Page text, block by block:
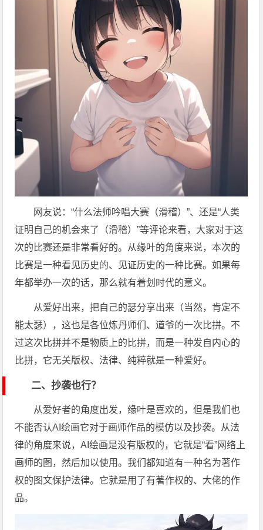
网友说：“什么法师吟唱大赛（滑稽）”、还是“人类
证明自己的机会来了（滑稽）”等评论来看，大家对于这
次的比赛还是非常看好的。从缘叶的角度来说，本次的
比赛是一种看见历史的、见证历史的一种比赛。如果每
年都举办一次的话，那么就有着划时代的意义。
从爱好出来，把自己的瑟分享出来（当然，肯定不
能太瑟），这也是各位炼丹师们、道爷的一次比拼。不
过这次比拼并不是物质上的比拼，而是一种发自内心的
比拼，它无关版权、法律、纯粹就是一种爱好。
二、抄袭也行？
从爱好者的角度出发，缘叶是喜欢的，但是我们也
不能否认AI绘画它对于画师作品的模仿以及抄袭。从法
律的角度来说，AI绘画是没有版权的，它就是“看”网络上
画师的图，然后加以使用。我们都知道有一种名为著作
权的图文保护法律。它就是用了有著作权的、大佬的作
品。